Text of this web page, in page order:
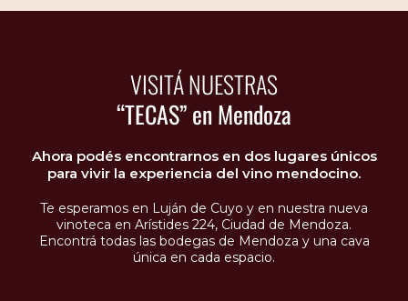
VISITÁ NUESTRAS
“TECAS” en Mendoza
Ahora podés encontrarnos en dos lugares únicos
para vivir la experiencia del vino mendocino.
Te esperamos en Luján de Cuyo y en nuestra nueva
vinoteca en Arístides 224, Ciudad de Mendoza.
Encontrá todas las bodegas de Mendoza y una cava
única en cada espacio.